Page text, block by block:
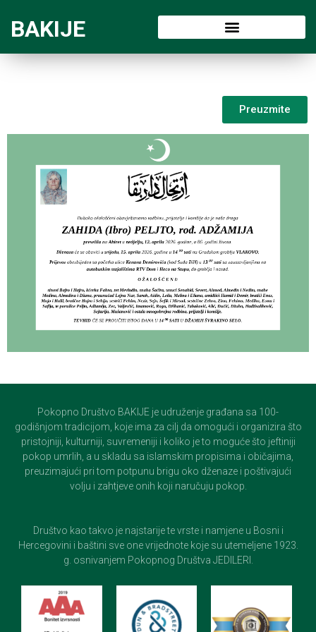
BAKIJE
Preuzmite
Pokopno Društvo BAKIJE je udruženje građana sa 100-
godišnjom tradicijom, koje ima za cilj da omogući i organizira što
pristojniji, kulturniji, suvremeniji i koliko je to moguće što jeftiniji
pokop umrlih, a u skladu sa islamskim propisima i običajima,
preuzimajući pri tom potpunu brigu oko dženaze i poštivajući
volju i zahtjeve onih koji naručuju pokop.
Društvo kao takvo je najstarije te vrste i namjene u Bosni i
Hercegovini i baštini sve one vrijednote koje su utemeljene 1923.
g. osnivanjem Pokopnog Društva JEDILERI.